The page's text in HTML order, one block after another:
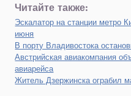
Читайте также:
Эскалатор на станции метро
июня
В порту Владивостока
Австрийская авиакомпания
авиарейса
Житель Дзержинска ограбил